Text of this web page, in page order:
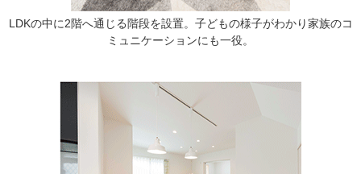
LDKの中に2階へ通じる階段を設置。子どもの様子がわかり家族のコ
ミュニケーションにも一役。